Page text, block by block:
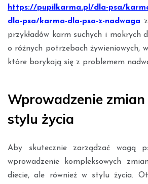
https://pupilkarma.pl/dla-psa/
dla-psa/karma-dla-psa-z-nadwaga
przykładów karm suchych i mokrych
o różnych potrzebach żywieniowych,
które borykają się z problemem
Wprowadzenie
stylu życia
Aby skutecznie zarządzać wagą
wprowadzenie kompleksowych
diecie, ale również w stylu życia.